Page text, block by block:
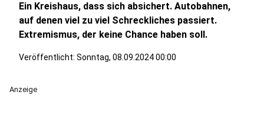
Ein Kreishaus, dass sich absichert. Autobahnen,
auf denen viel zu viel Schreckliches passiert.
Extremismus, der keine Chance haben soll.
Veröffentlicht: Sonntag, 08.09.2024 00:00
Anzeige